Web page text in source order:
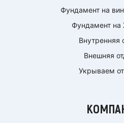
Фундамент на
Фундамент на
Внутренняя
Внешняя
Укрываем